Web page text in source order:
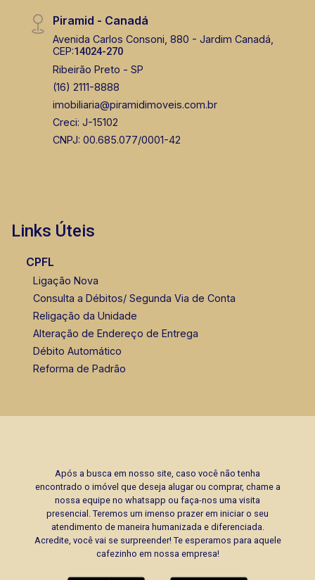
Corretor(a) Online
CORRETOR DE PLANTÃO
Piramid - Canadá
Avenida Carlos Consoni, 880 - Jardim Canadá,
CEP:14024-270
Ribeirão Preto - SP
(16) 2111-8888
imobiliaria@piramidimoveis.com.br
Creci: J-15102
CNPJ: 00.685.077/0001-42
Links Úteis
CPFL
Ligação Nova
Consulta a Débitos/ Segunda Via de Conta
Religação da Unidade
Alteração de Endereço de Entrega
Débito Automático
Reforma de Padrão
Após a busca em nosso site, caso você não tenha
encontrado o imóvel que deseja alugar ou comprar, chame a
nossa equipe no whatsapp ou faça-nos uma visita
presencial. Teremos um imenso prazer em iniciar o seu
atendimento de maneira humanizada e diferenciada.
Acredite, você vai se surpreender! Te esperamos para aquele
cafezinho em nossa empresa!